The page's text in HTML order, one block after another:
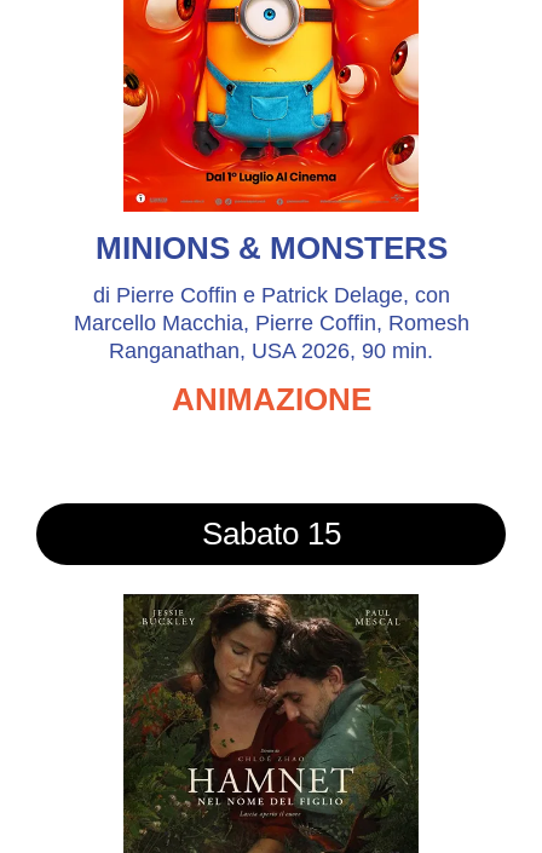
MINIONS & MONSTERS
di Pierre Coffin e Patrick Delage, con
Marcello Macchia, Pierre Coffin, Romesh
Ranganathan, USA 2026, 90 min.
ANIMAZIONE
Sabato 15